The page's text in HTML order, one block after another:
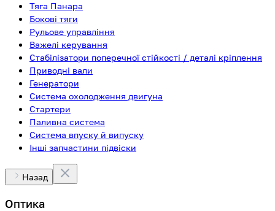
Тяга Панара
Бокові тяги
Рульове управління
Важелі керування
Стабілізатори поперечної стійкості / деталі кріплення
Приводні вали
Генератори
Система охолодження двигуна
Стартери
Паливна система
Система впуску й випуску
Інші запчастини підвіски
Назад
Оптика